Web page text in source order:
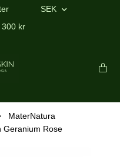
SEK
kr
MaterNatura
Geranium Rose